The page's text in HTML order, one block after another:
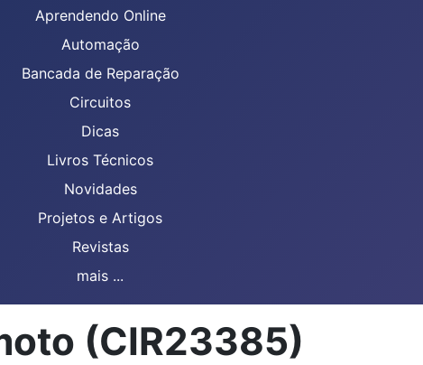
Aprendendo Online
Automação
Bancada de Reparação
Circuitos
Dicas
Livros Técnicos
Novidades
Projetos e Artigos
Revistas
mais ...
(CIR23385)